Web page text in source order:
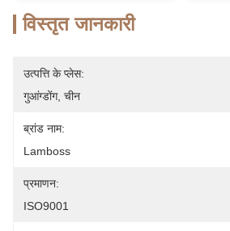
विस्तृत जानकारी
उत्पत्ति के प्लेस:
गुआंग्डोंग, चीन
ब्रांड नाम:
Lamboss
प्रमाणन:
ISO9001